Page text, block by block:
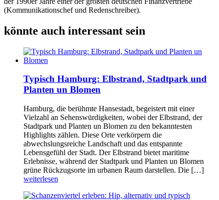
(Kommunikationschef und Redenschreiber).
könnte auch interessant sein
Typisch Hamburg: Elbstrand, Stadtpark und
Planten un Blomen
Hamburg, die berühmte Hansestadt, begeistert mit einer
Vielzahl an Sehenswürdigkeiten, wobei der Elbstrand, der
Stadtpark und Planten un Blomen zu den bekanntesten
Highlights zählen. Diese Orte verkörpern die
abwechslungsreiche Landschaft und das entspannte
Lebensgefühl der Stadt. Der Elbstrand bietet maritime
Erlebnisse, während der Stadtpark und Planten un Blomen
grüne Rückzugsorte im urbanen Raum darstellen. Die […]
weiterlesen